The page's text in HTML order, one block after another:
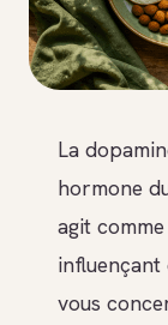
La
hormone
agit
vous